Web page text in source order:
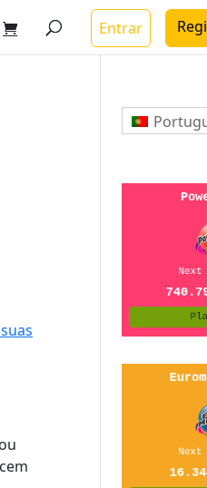
Entrar